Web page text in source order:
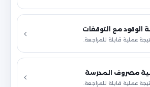
الوقود مع التوقفات
عملية قابلة للمراجعة.
مصروف المدرسة
عملية قابلة للمراجعة.